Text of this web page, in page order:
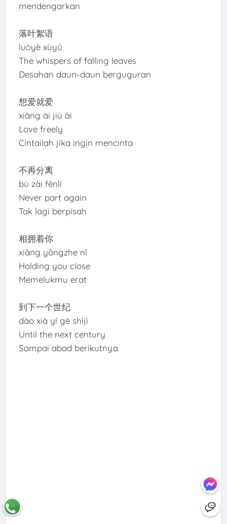
mendengarkan
落叶絮语
luòyè xùyǔ
The whispers of falling leaves
Desahan daun-daun berguguran
想爱就爱
xiǎng ài jiù ài
Love freely
Cintailah jika ingin mencinta
不再分离
bù zài fēnlí
Never part again
Tak lagi berpisah
相拥着你
xiāng yōngzhe nǐ
Holding you close
Memelukmu erat
到下一个世纪
dào xià yí gè shìjì
Until the next century
Sampai abad berikutnya